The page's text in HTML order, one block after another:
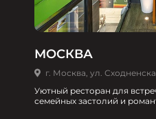
МОСКВА
г. Москва, ул.
Уютный ресторан для
семейных застолий и